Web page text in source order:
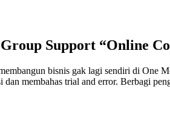
Support “Online
bisnis gak lagi sendiri di One
dan membahas trial and error. Berbagi